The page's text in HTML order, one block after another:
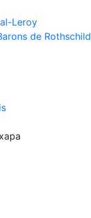
Leroy
de Rothschild